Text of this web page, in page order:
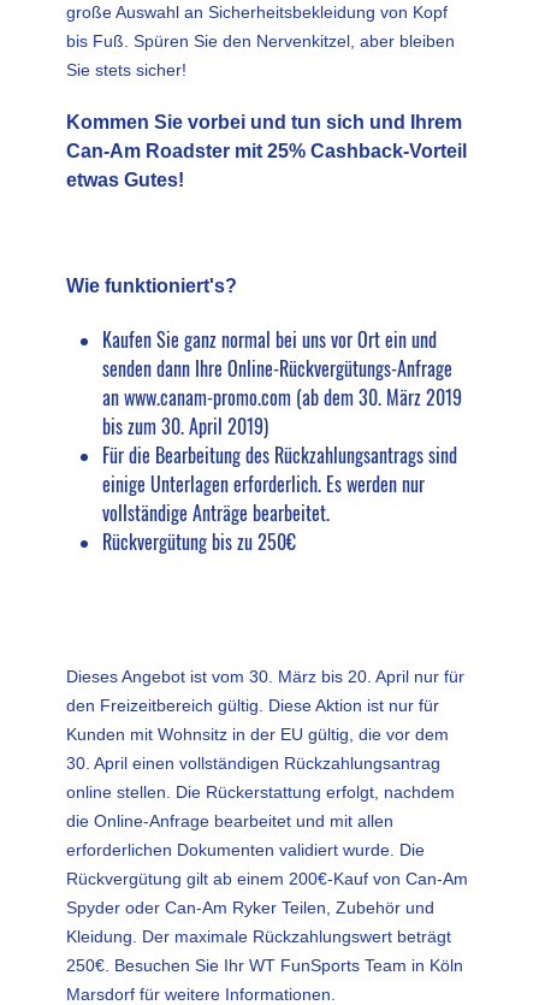
große Auswahl an Sicherheitsbekleidung von Kopf
bis Fuß. Spüren Sie den Nervenkitzel, aber bleiben
Sie stets sicher!
Kommen Sie vorbei und tun sich und Ihrem
Can-Am Roadster mit 25% Cashback-Vorteil
etwas Gutes!
Wie funktioniert's?
Kaufen Sie ganz normal bei uns vor Ort ein und
senden dann Ihre Online-Rückvergütungs-Anfrage
an www.canam-promo.com (ab dem 30. März 2019
bis zum 30. April 2019)
Für die Bearbeitung des Rückzahlungsantrags sind
einige Unterlagen erforderlich. Es werden nur
vollständige Anträge bearbeitet.
Rückvergütung bis zu 250€
Dieses Angebot ist vom 30. März bis 20. April nur für
den Freizeitbereich gültig. Diese Aktion ist nur für
Kunden mit Wohnsitz in der EU gültig, die vor dem
30. April einen vollständigen Rückzahlungsantrag
online stellen. Die Rückerstattung erfolgt, nachdem
die Online-Anfrage bearbeitet und mit allen
erforderlichen Dokumenten validiert wurde. Die
Rückvergütung gilt ab einem 200€-Kauf von Can-Am
Spyder oder Can-Am Ryker Teilen, Zubehör und
Kleidung. Der maximale Rückzahlungswert beträgt
250€. Besuchen Sie Ihr WT FunSports Team in Köln
Marsdorf für weitere Informationen.